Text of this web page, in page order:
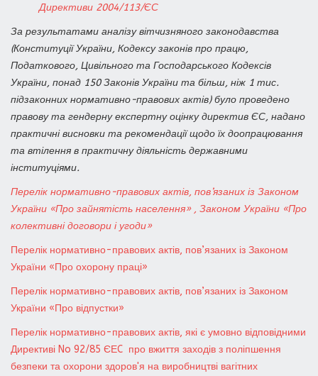
Директиви 2004/113/ЄС
За результатами аналізу вітчизняного законодавства
(Конституції України, Кодексу законів про працю,
Податкового, Цивільного та Господарського Кодексів
України, понад 150 Законів України та більш, ніж 1 тис.
підзаконних нормативно-правових актів) було проведено
правову та гендерну експертну оцінку директив ЄС, надано
практичні висновки та рекомендації щодо їх доопрацювання
та втілення в практичну діяльність державними
інституціями.
Перелік нормативно-правових актів, пов’язаних із Законом
України «Про зайнятість населення» , Законом України «Про
колективні договори і угоди»
Перелік нормативно-правових актів, пов’язаних із Законом
України «Про охорону праці»
Перелік нормативно-правових актів, пов’язаних із Законом
України «Про відпустки»
Перелік нормативно-правових актів, які є умовно відповідними
Директиві No 92/85 ЄЕC про вжиття заходів з поліпшення
безпеки та охорони здоров'я на виробництві вагітних